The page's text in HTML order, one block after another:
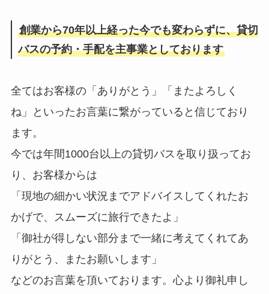
創業から70年以上経った今でも変わらずに、貸切
バスの予約・手配を主事業としております
全てはお客様の「ありがとう」「またよろしく
ね」といったお言葉に繋がっていると信じており
ます。
今では年間1000台以上の貸切バスを取り扱ってお
り、お客様からは
「現地の細かい状況までアドバイスしてくれたお
かげで、スムーズに旅行できたよ」
「御社が得しない部分まで一緒に考えてくれてあ
りがとう、またお願いします」
などのお言葉を頂いております。心より御礼申し